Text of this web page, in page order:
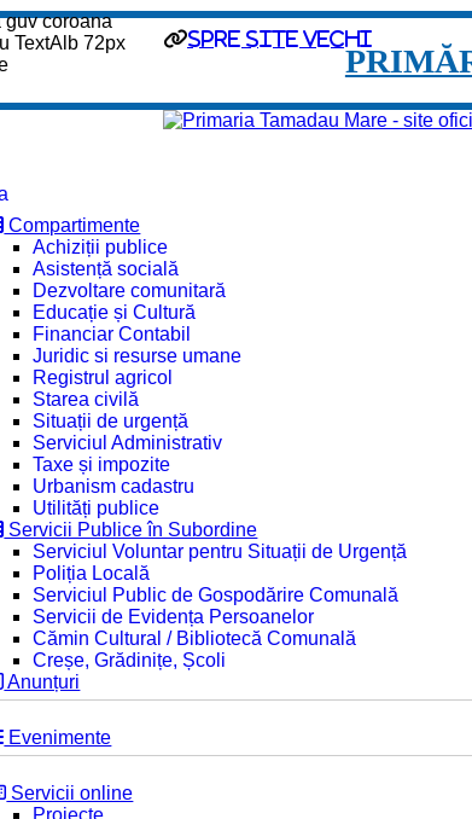
spre site vechi
Compartimente
Achiziții publice
Asistență socială
Dezvoltare comunitară
Educație și Cultură
Financiar Contabil
Juridic si resurse umane
Registrul agricol
Starea civilă
Situații de urgență
Serviciul Administrativ
Taxe și impozite
Urbanism cadastru
Utilități publice
Servicii Publice în Subordine
Serviciul Voluntar pentru Situații de Urgență
Poliția Locală
Serviciul Public de Gospodărire Comunală
Servicii de Evidența Persoanelor
Cămin Cultural / Bibliotecă Comunală
Creșe, Grădinițe, Școli
Anunțuri
Evenimente
Servicii online
Proiecte